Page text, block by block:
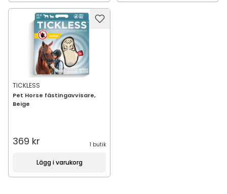
TICKLESS
Pet Horse fästingavvisare,
Beige
369 kr 1 butik
Lägg i varukorg